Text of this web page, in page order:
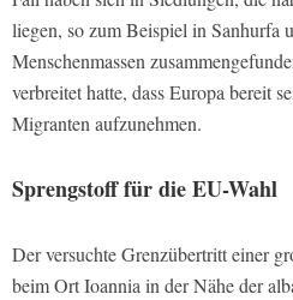
liegen, so zum Beispiel in Sanhurfa
Menschenmassen
verbreitet hatte, dass Europa bereit
Migranten aufzunehmen.
Sprengstoff für die EU-Wahl
Der versuchte Grenzübertritt einer
beim Ort Ioannia in der Nähe der